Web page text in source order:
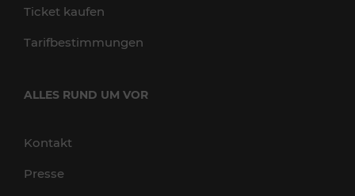
Ticket kaufen
Tarifbestimmungen
ALLES RUND UM VOR
Kontakt
Presse